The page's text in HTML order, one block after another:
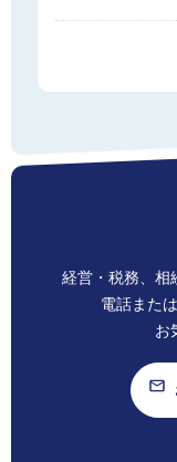
経営・税務、相
電話また
お